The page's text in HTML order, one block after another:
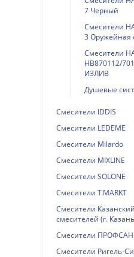
7 Черный
Смесители
3 Оружейная
Смесители
HB870112/
ИЗЛИВ
Душевые
Смесители IDDIS
Смесители LEDEME
Смесители Milardo
Смесители MIXLINE
Смесители SOLONE
Смесители T.MARKT
Смесители
смесителей (г.
Смесители ПРОФСАН
Смесители Ригель-